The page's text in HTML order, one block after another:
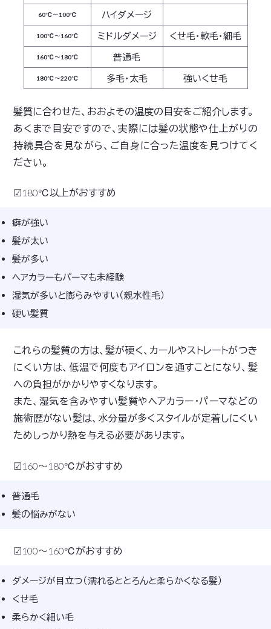
60℃～100℃ ハイダメージ
100℃～160℃ ミドルダメージ くせ毛・軟毛・細毛
160℃～180℃ 普通毛
180℃～220℃ 多毛・太毛 強いくせ毛
髪質に合わせた、おおよその温度の目安をご紹介します。
あくまで目安ですので、実際には髪の状態や仕上がりの
持続具合を見ながら、ご自身に合った温度を見つけてく
ださい。
☑180℃以上がおすすめ
癖が強い
髪が太い
髪が多い
ヘアカラーもパーマも未経験
湿気が多いと膨らみやすい（親水性毛）
硬い髪質
これらの髪質の方は、髪が硬く、カールやストレートがつき
にくい方は、低温で何度もアイロンを通すことになり、髪
への負担がかかりやすくなります。
また、湿気を含みやすい髪質やヘアカラー・パーマなどの
施術歴がない髪は、水分量が多くスタイルが定着しにくい
ためしっかり熱を与える必要があります。
☑160～180℃がおすすめ
普通毛
髪の悩みがない
☑100～160℃がおすすめ
ダメージが目立つ（濡れるととろんと柔らかくなる髪）
くせ毛
柔らかく細い毛